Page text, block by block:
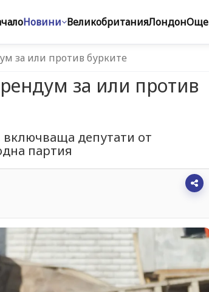
Новини ВеликобританияЛондонОще
за или против бурките
за или против
депутати от
партия